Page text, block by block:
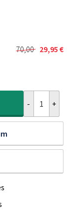
70,00
Le
70,00 €.
29,95 €
Le
29,95 €.